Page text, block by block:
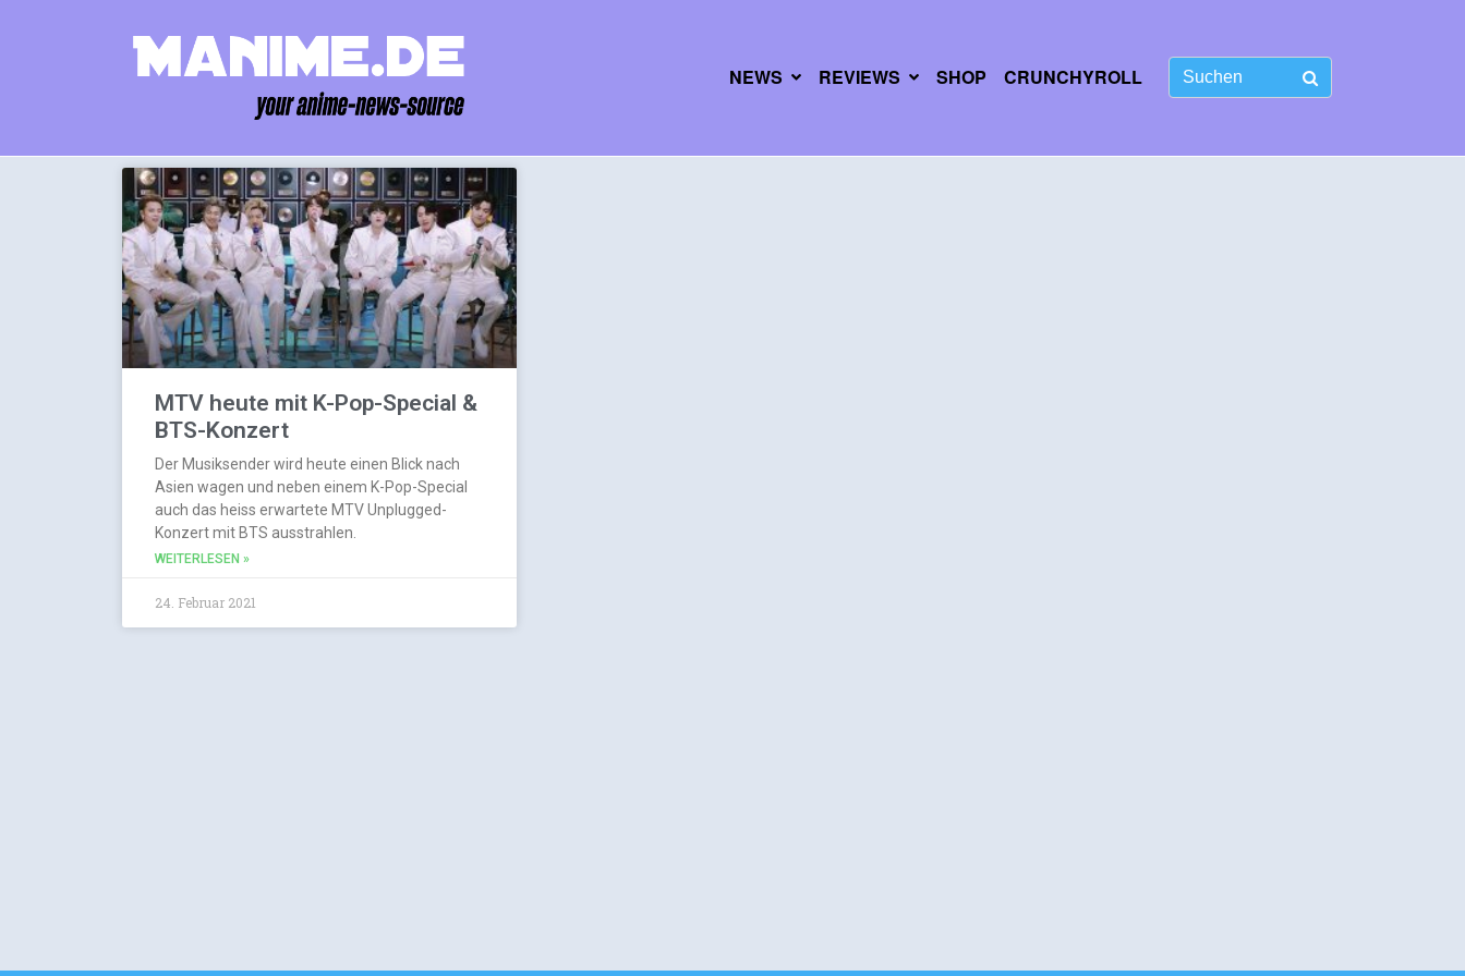
NEWS REVIEWS SHOP CRUNCHYROLL
MTV heute mit K-Pop-Special &
BTS-Konzert
Der Musiksender wird heute einen Blick nach
Asien wagen und neben einem K-Pop-Special
auch das heiss erwartete MTV Unplugged-
Konzert mit BTS ausstrahlen.
WEITERLESEN »
24. Februar 2021